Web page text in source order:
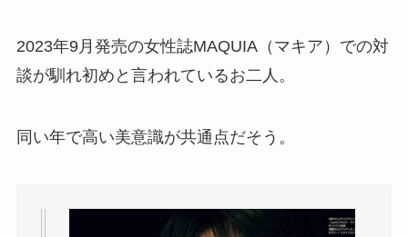
2023年9月発売の女性誌MAQUIA（マキア）での対
談が馴れ初めと言われているお二人。
同い年で高い美意識が共通点だそう。